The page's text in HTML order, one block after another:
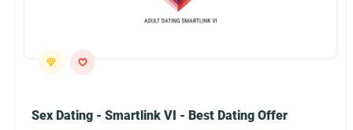
Sex Dating - Smartlink VI - Best Dating Offer